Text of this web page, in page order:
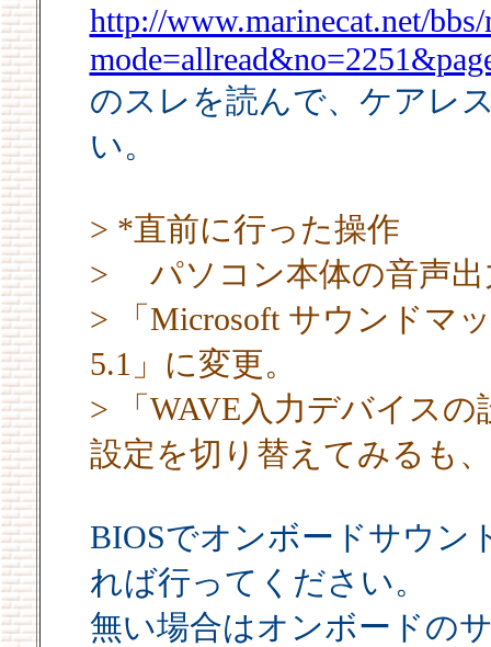
http://www.marinecat.net/
のスレを読んで、ケアレ
い。
> *直前に行った操作
> パソコン本体の音声出
> 「Microsoft サウンドマ
5.1」に変更。
> 「WAVE入力デバイス
設定を切り替えてみるも
BIOSでオンボードサウン
れば行ってください。
無い場合はオンボードの